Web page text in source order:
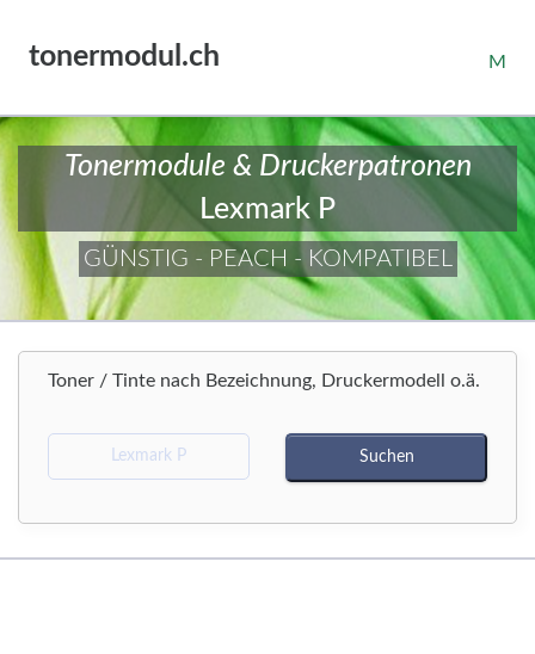
tonermodul.ch M
Tonermodule & Druckerpatronen
Lexmark P
GÜNSTIG - PEACH - KOMPATIBEL
Toner / Tinte nach Bezeichnung, Druckermodell o.ä.